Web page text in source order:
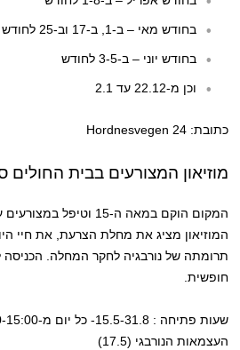
בחודש מאי – ב-1, ב-17 וב-25 לחודש
בחודש יוני – ב-3-5 לחודש
וכן מ-22.12 עד 2.1
כתובת: Hordnesvegen 24
מוזיאון המצורעים בבית החולים
המוזיאון מציג את מחלת הצרעת, את חיי
תרומתה של נורבגיה לחקר המחלה. הכניסה
חופשית.
העצמאות הנורבגי (17.5)